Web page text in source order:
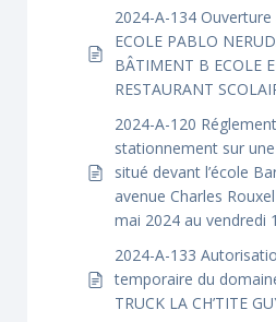
2024-A-134 Ouverture
ECOLE PABLO
BÂTIMENT B ECOLE
RESTAURANT
2024-A-120
stationnement sur
situé devant l’école
avenue Charles
mai 2024 au vendredi
2024-A-133
temporaire du
TRUCK LA CH’TITE